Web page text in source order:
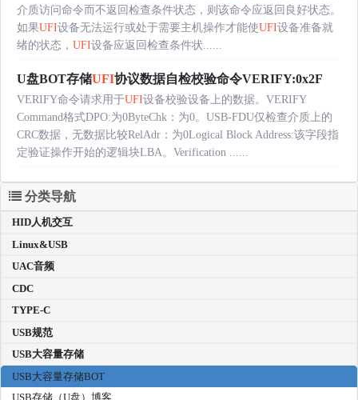
介质访问命令而不返回检查条件状态，则该命令应返回良好状态。
如果UFI设备无法运行或处于需要主机操作才能使UFI设备准备就
绪的状态， UFI设备应返回检查条件状......
U盘BOT存储UFI协议数据自检校验命令VERIFY:0x2F
VERIFY命令请求用于UFI设备校验设备上的数据。VERIFY
Command格式DPO:为0ByteChk：为0。USB-FDU仅检查介质上的
CRC数据，无数据比较RelAdr：为0Logical Block Address:该字段指
定验证操作开始的逻辑块LBA。Verification ......
分类导航
HID人机交互
Linux&USB
UAC音频
CDC
TYPE-C
USB规范
USB大容量存储
USB大容量存储BOT
USB存储（U盘）博客